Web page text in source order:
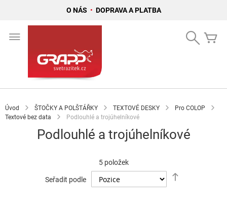
O NÁS • DOPRAVA A PLATBA
Search
Úvod ŠTOČKY A POLŠTÁŘKY TEXTOVÉ DESKY
Pro COLOP
Textové bez data
Podlouhlé a trojúhelníkové
Podlouhlé a trojúhelníkové
5položek
Seřadit podle